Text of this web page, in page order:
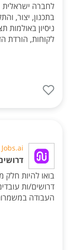
לחברה ישראלית
בתכנון, יצור,
ניסיון באולמות
לקוחות, הורדת
Jobs.ai
דרושים
בואו להיות
דרושים/ות
העבודה